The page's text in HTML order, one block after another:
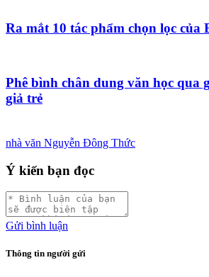
Ra mắt 10 tác phẩm chọn lọc của
Phê bình chân dung văn học qua
giả trẻ
nhà văn Nguyễn Đông Thức
Ý kiến bạn đọc
Gửi bình luận
Thông tin người gửi